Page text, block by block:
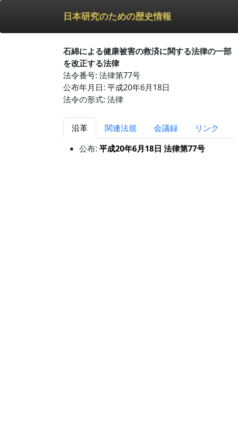
日本研究のための歴史情報
石綿による健康被害の救済に関する法律の一部
を改正する法律
法令番号: 法律第77号
公布年月日: 平成20年6月18日
法令の形式: 法律
沿革 関連法規 会議録
リンク
公布: 平成20年6月18日 法律第77号